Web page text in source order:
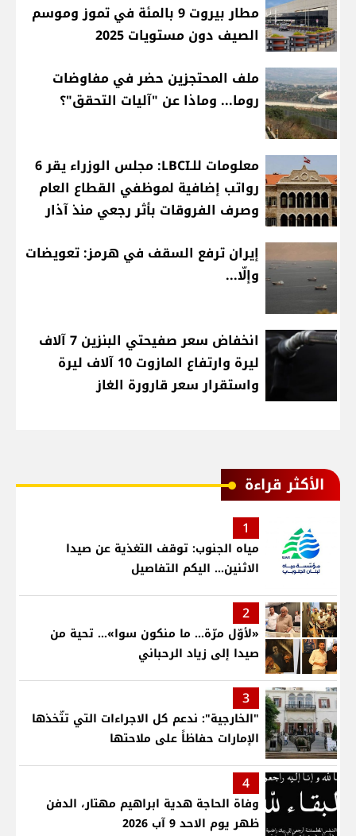
مطار بيروت 9 بالمئة في تموز وموسم
الصيف دون مستويات 2025
ملف المحتجزين حضر في مفاوضات
روما... وماذا عن "آليات التحقق"؟
معلومات للـLBCI: مجلس الوزراء يقر 6
رواتب إضافية لموظفي القطاع العام
وصرف الفروقات بأثر رجعي منذ آذار
إيران ترفع السقف في هرمز: تعويضات
وإلّا...
انخفاض سعر صفيحتي البنزين 7 آلاف
ليرة وارتفاع المازوت 10 آلاف ليرة
واستقرار سعر قارورة الغاز
الأكثر قراءة
1
مياه الجنوب: توقف التغذية عن صيدا
الاثنين... اليكم التفاصيل
2
«لأوّل مرّة… ما منكون سوا»… تحية من
صيدا إلى زياد الرحباني
3
"الخارجية": ندعم كل الاجراءات التي تتّخذها
الإمارات حفاظاً على ملاحتها
4
وفاة الحاجة هدية ابراهيم مهتار، الدفن
ظهر يوم الاحد 9 آب 2026